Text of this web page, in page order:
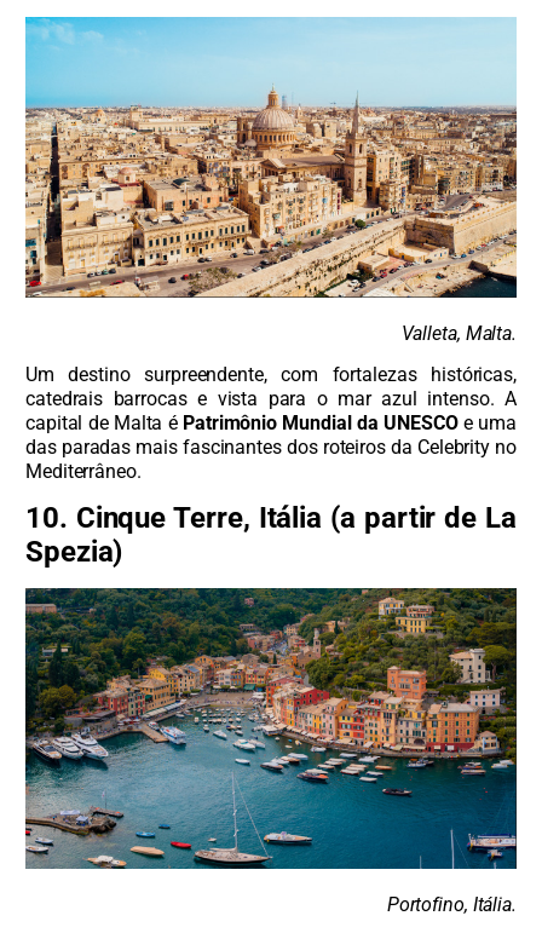
Valleta, Malta.
Um destino surpreendente, com fortalezas históricas,
catedrais barrocas e vista para o mar azul intenso. A
capital de Malta é Patrimônio Mundial da UNESCOe uma
das paradas mais fascinantes dos roteiros da Celebrity no
Mediterrâneo.
10. Cinque Terre, Itália (a partir de La
Spezia)
Portofino, Itália.